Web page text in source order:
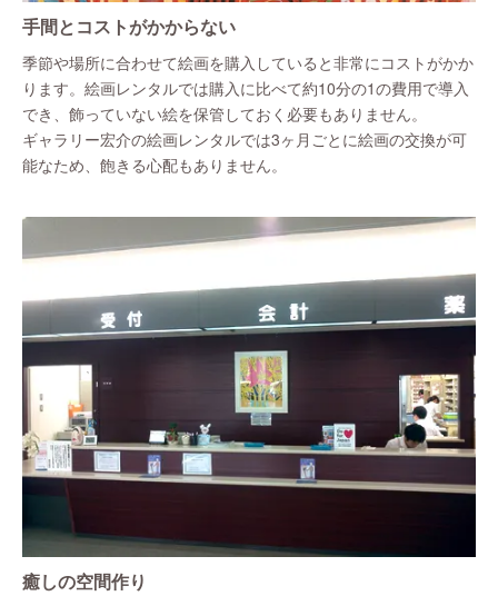
手間とコストがかからない
季節や場所に合わせて絵画を購入していると非常にコストがかか
ります。絵画レンタルでは購入に比べて約10分の1の費用で導入
でき、飾っていない絵を保管しておく必要もありません。
ギャラリー宏介の絵画レンタルでは3ヶ月ごとに絵画の交換が可
能なため、飽きる心配もありません。
癒しの空間作り